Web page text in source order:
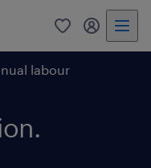
0 my
labour